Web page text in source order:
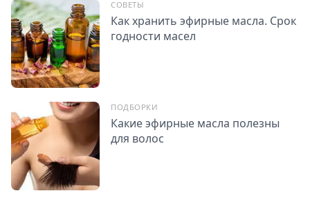
Дж. Лоулесс,Энциклопедия ароматических масел
. КРОН-
ПРЕСС, 2000.
С. Миргородская,
1999.
СОВЕТЫ
Как хранить эфирные масла. Срок
годности масел
ПОДБОРКИ
Какие эфирные масла полезны
для волос